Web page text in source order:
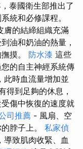
泰國衛生部推出了
統和必修課程。
膚的結締組織充滿
油和奶油的熱量，
摸。 防水漆 這些
的自主神經系統傳
此時血流量增加並
得到足夠的休息，
傷中恢復的速度就
司推薦 - 風扇、空
脖子上。 私家偵
導致肌肉收緊、血